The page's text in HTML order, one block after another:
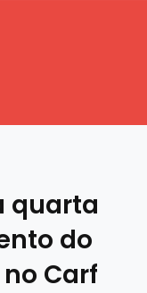
quarta
do
Carf